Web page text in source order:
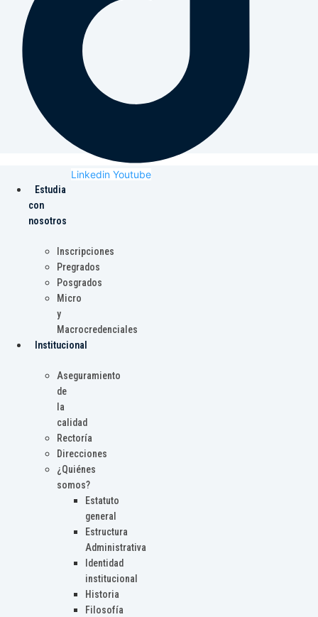
Linkedin Youtube
Estudia
con
nosotros
Inscripciones
Pregrados
Posgrados
Micro
y
Macrocredenciales
Institucional
Aseguramiento
de
la
calidad
Rectoría
Direcciones
¿Quiénes
somos?
Estatuto
general
Estructura
Administrativa
Identidad
institucional
Historia
Filosofía